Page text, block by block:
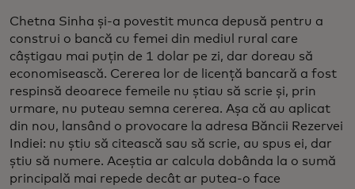
Chetna Sinha și-a povestit munca depusă pentru a
construi o bancă cu femei din mediul rural care
câștigau mai puțin de 1 dolar pe zi, dar doreau să
economisească. Cererea lor de licență bancară a fost
respinsă deoarece femeile nu știau să scrie și, prin
urmare, nu puteau semna cererea. Așa că au aplicat
din nou, lansând o provocare la adresa Băncii Rezervei
Indiei: nu știu să citească sau să scrie, au spus ei, dar
știu să numere. Aceștia ar calcula dobânda la o sumă
principală mai repede decât ar putea-o face